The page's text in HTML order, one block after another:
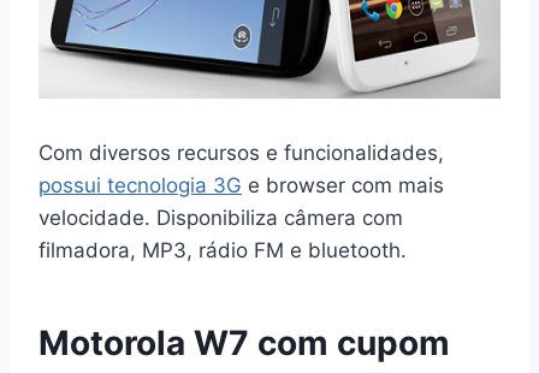
Com diversos recursos e funcionalidades,
possui tecnologia 3G e browser com mais
velocidade. Disponibiliza câmera com
filmadora, MP3, rádio FM e bluetooth.
Motorola W7 com cupom